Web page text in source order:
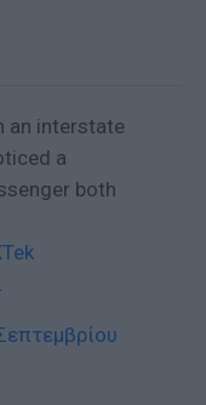
an interstate
a
both